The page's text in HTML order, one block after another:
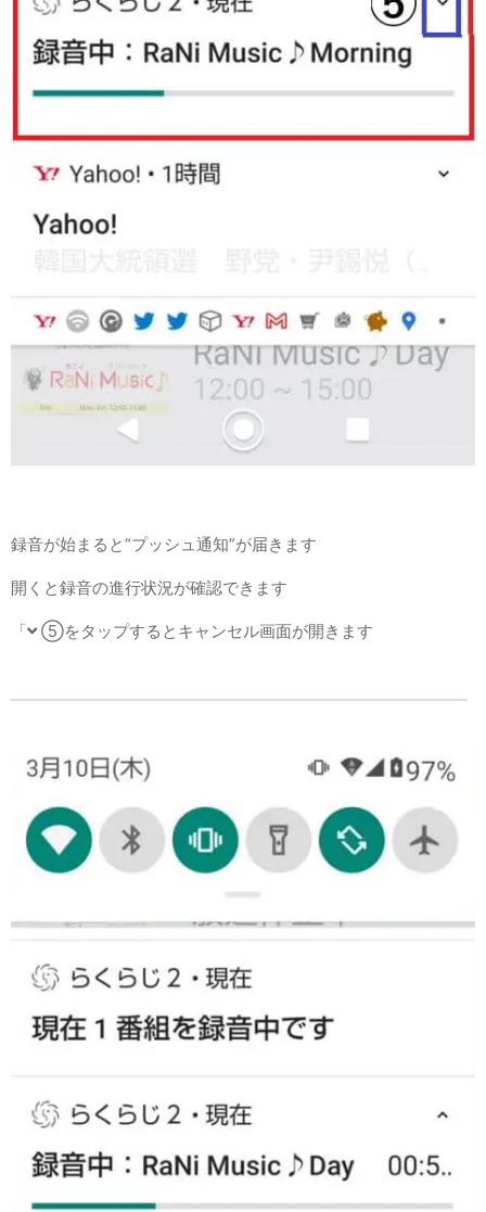
録音が始まると“プッシュ通知”が届きます
開くと録音の進行状況が確認できます
「 ⑤をタップするとキャンセル画面が開きます